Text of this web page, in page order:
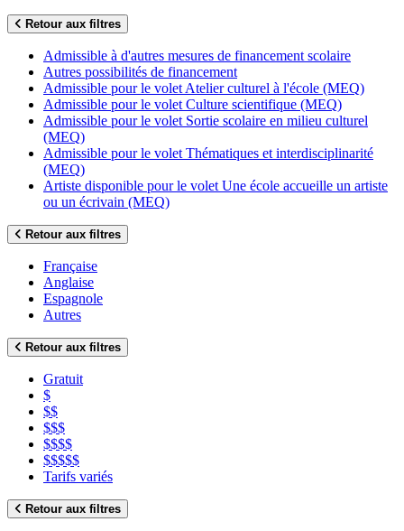
Retour aux filtres
Admissible à d'autres mesures de financement scolaire
Autres possibilités de financement
Admissible pour le volet Atelier culturel à l'école (MEQ)
Admissible pour le volet Culture scientifique (MEQ)
Admissible pour le volet Sortie scolaire en milieu culturel
(MEQ)
Admissible pour le volet Thématiques et interdisciplinarité
(MEQ)
Artiste disponible pour le volet Une école accueille un artiste
ou un écrivain (MEQ)
Retour aux filtres
Française
Anglaise
Espagnole
Autres
Retour aux filtres
Gratuit
$
$$
$$$
$$$$
$$$$$
Tarifs variés
Retour aux filtres